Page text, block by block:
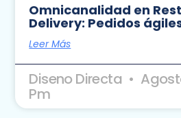
Omnicanalidad en
Delivery: Pedidos
Leer Más
Diseno Directa
Pm